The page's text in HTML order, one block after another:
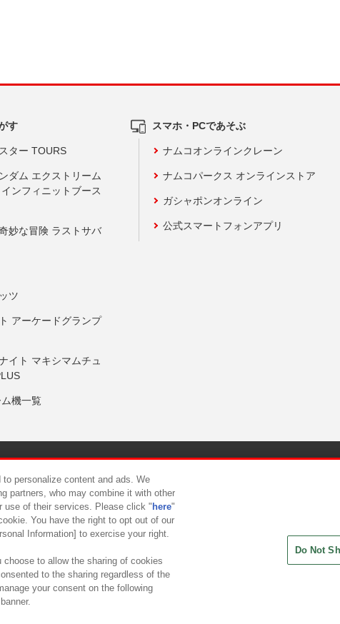
す
ター TOURS
ダム エクストリーム
ンフィニットブース
妙な冒険 ラストサバ
ツ
アーケードグランプ
イト マキシマムチュ
機一覧
スマホ・PCであそぶ
ナムコオンラインクレーン
ナムコパークス オンラインストア
ガシャポンオンライン
公式スマートフォンアプリ
て カスタマーハラスメント対応方針
personalize content and ads. We
partners, who may combine it with other
use of their services. Please click " here"
You have the right to opt out of our
Information] to exercise your right.
to allow the sharing of cookies
to the sharing regardless of the
your consent on the following
Do Not